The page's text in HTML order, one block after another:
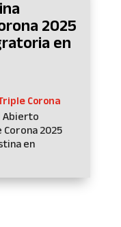
2025
en
Corona
Abierto
2025
en